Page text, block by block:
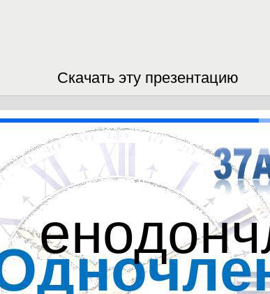
Скачать эту презентацию